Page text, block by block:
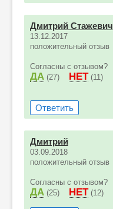
Дмитрий Стажевич
13.12.2017
положительный отзыв
Согласны с отзывом?
ДА (27) НЕТ (11)
Ответить
Дмитрий
03.09.2018
положительный отзыв
Согласны с отзывом?
ДА (25) НЕТ (12)